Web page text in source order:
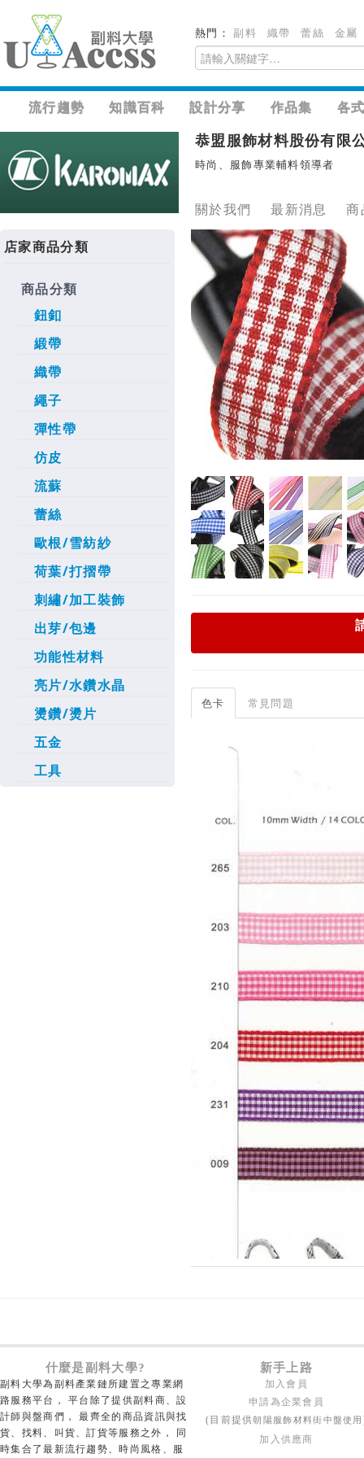
熱門：副料 織帶 蕾絲 金屬
流行趨勢 知識百科 設計分享 作品集 各
恭盟服飾材料股份有限
時尚、服飾專業輔料領導者
關於我們 最新消息 商
店家商品分類
商品分類
鈕釦
緞帶
織帶
繩子
彈性帶
仿皮
流蘇
蕾絲
歐根/雪紡紗
荷葉/打摺帶
刺繡/加工裝飾
出芽/包邊
功能性材料
亮片/水鑽水晶
燙鑽/燙片
五金
工具
色卡 常見問題
什麼是副料大學? 新手上路
副料大學為副料產業鏈所建置之專業網
路服務平台， 平台除了提供副料商、設
計師與盤商們， 最齊全的商品資訊與找
貨、找料、叫貨、訂貨等服務之外， 同
時集合了最新流行趨勢、時尚風格、服
加入會員
申請為企業會員
(目前提供朝陽服飾材料街中盤使用
加入供應商